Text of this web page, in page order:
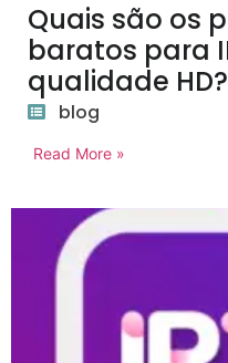
Quais são os
baratos para
qualidade HD?
blog
Read More »